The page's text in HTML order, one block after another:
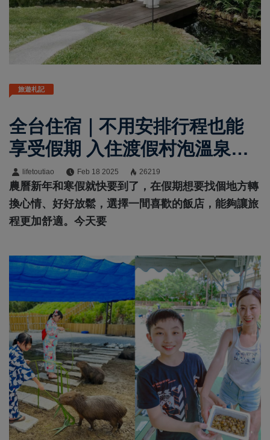
旅遊札記
全台住宿｜不用安排行程也能
享受假期 入住渡假村泡溫泉、
看星星 在美景之中療癒身心
lifetoutiao Feb 18 2025 26219
農曆新年和寒假就快要到了，在假期想要找個地方轉
換心情、好好放鬆，選擇一間喜歡的飯店，能夠讓旅
程更加舒適。今天要